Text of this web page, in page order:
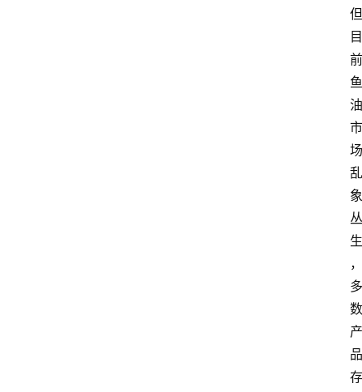
但
目
前
鱼
油
市
场
乱
象
丛
生
，
多
数
产
品
存